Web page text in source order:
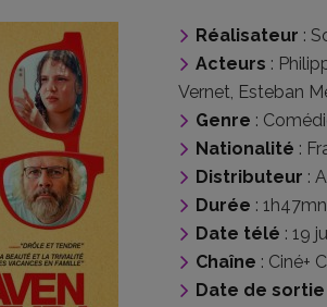
Réalisateur :
Acteurs :
Vernet, Esteban
Genre :
Nationalité :
Distributeur :
Durée : 1h47mn
Date télé : 19
Chaîne : Ciné+
Date de sortie